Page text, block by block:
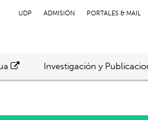
UDP ADMISIÓN PORTALES & MAIL
Investigación y